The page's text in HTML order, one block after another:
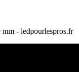
- ledpourlespros.fr